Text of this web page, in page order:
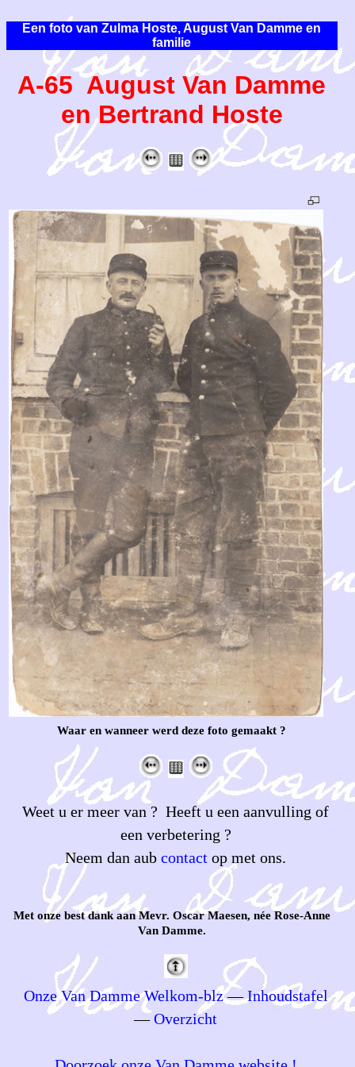
Een foto van Zulma Hoste, August Van Damme en
familie
A-65 August Van Damme
en Bertrand Hoste
Waar en wanneer werd deze foto gemaakt ?
Weet u er meer van ? Heeft u een aanvulling of
een verbetering ?
Neem dan aubcontact op met ons.
Met onze best dank aan Mevr. Oscar Maesen, née Rose-Anne
Van Damme.
Onze Van Damme Welkom-blz—Inhoudstafel
—Overzicht